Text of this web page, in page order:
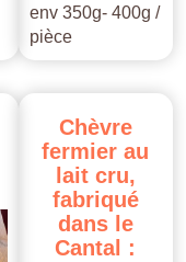
env 350g- 400g /
pièce
Chèvre
fermier au
lait cru,
fabriqué
dans le
Cantal :